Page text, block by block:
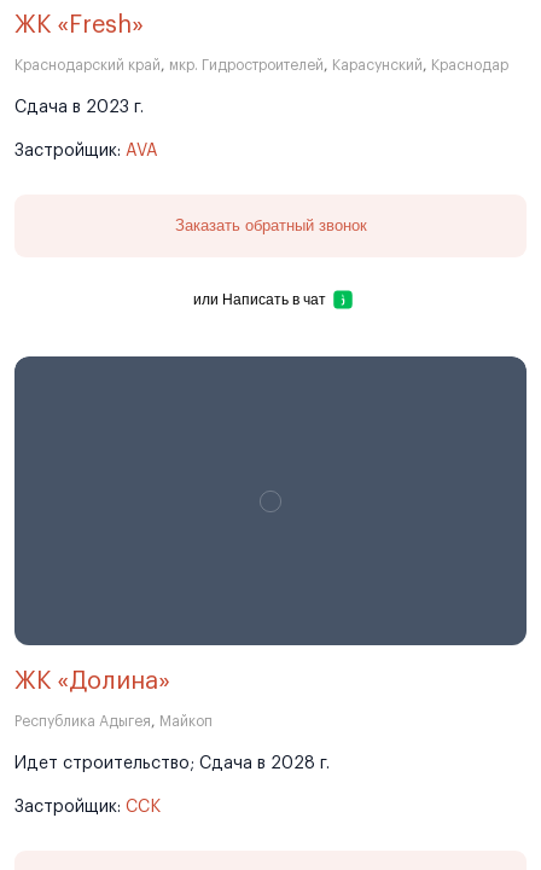
ЖК «Fresh»
Краснодарский край, мкр. Гидростроителей, Карасунский, Краснодар
Сдача в 2023 г.
Застройщик: AVA
Заказать обратный звонок
или Написать в чат
ЖК «Долина»
Республика Адыгея, Майкоп
Идет строительство; Сдача в 2028 г.
Застройщик: ССК